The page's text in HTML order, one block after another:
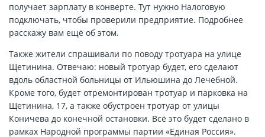
получает зарплату в конверте. Тут нужно Налоговую
подключать, чтобы проверили предприятие. Подробнее
расскажу вам ещё об этом.
Также жители спрашивали по поводу тротуара на улице
Щетинина. Отвечаю: новый тротуар будет, его сделают
вдоль областной больницы от Ильюшина до Лечебной.
Кроме того, будет отремонтирован тротуар и парковка на
Щетинина, 17, а также обустроен тротуар от улицы
Коничева до конечной остановки. Всё это будет сделано в
рамках Народной программы партии «Единая Россия».